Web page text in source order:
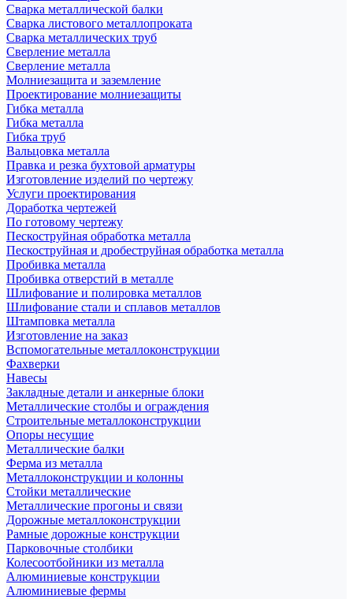
Сварка металлической балки
Сварка листового металлопроката
Сварка металлических труб
Сверление металла
Сверление металла
Молниезащита и заземление
Проектирование молниезащиты
Гибка металла
Гибка металла
Гибка труб
Вальцовка металла
Правка и резка бухтовой арматуры
Изготовление изделий по чертежу
Услуги проектирования
Доработка чертежей
По готовому чертежу
Пескоструйная обработка металла
Пескоструйная и дробеструйная обработка металла
Пробивка металла
Пробивка отверстий в металле
Шлифование и полировка металлов
Шлифование стали и сплавов металлов
Штамповка металла
Изготовление на заказ
Вспомогательные металлоконструкции
Фахверки
Навесы
Закладные детали и анкерные блоки
Металлические столбы и ограждения
Строительные металлоконструкции
Опоры несущие
Металлические балки
Ферма из металла
Металлоконструкции и колонны
Стойки металлические
Металлические прогоны и связи
Дорожные металлоконструкции
Рамные дорожные конструкции
Парковочные столбики
Колесоотбойники из металла
Алюминиевые конструкции
Алюминиевые фермы